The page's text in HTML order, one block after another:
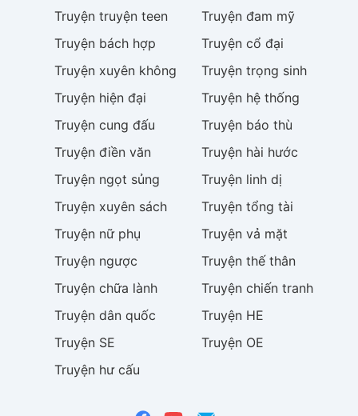
Truyện truyện teen Truyện đam mỹ
Truyện bách hợp Truyện cổ đại
Truyện xuyên không Truyện trọng sinh
Truyện hiện đại Truyện hệ thống
Truyện cung đấu Truyện báo thù
Truyện điền văn Truyện hài hước
Truyện ngọt sủng Truyện linh dị
Truyện xuyên sách Truyện tổng tài
Truyện nữ phụ Truyện vả mặt
Truyện ngược Truyện thế thân
Truyện chữa lành Truyện chiến tranh
Truyện dân quốc Truyện HE
Truyện SE Truyện OE
Truyện hư cấu